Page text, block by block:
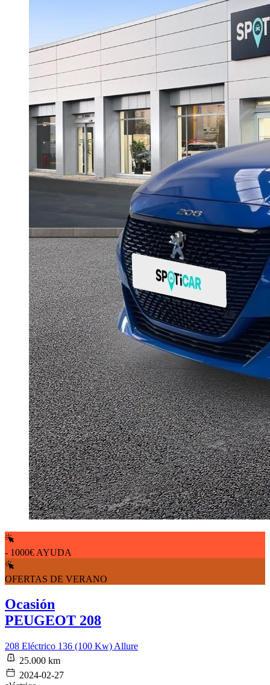
- 1000€ AYUDA
OFERTAS DE VERANO
Ocasión
PEUGEOT 208
208 Eléctrico 136 (100 Kw) Allure
25.000 km
2024-02-27